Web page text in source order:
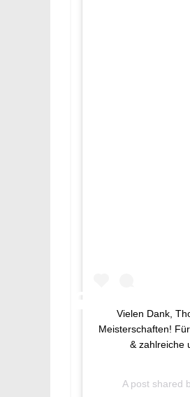
Vielen Dank,
Meisterschaften!
& zahlreiche
A post shared